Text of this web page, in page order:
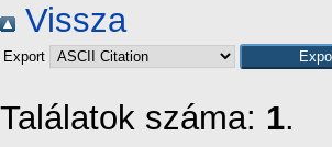
Vissza
Export
Találatok száma: 1.